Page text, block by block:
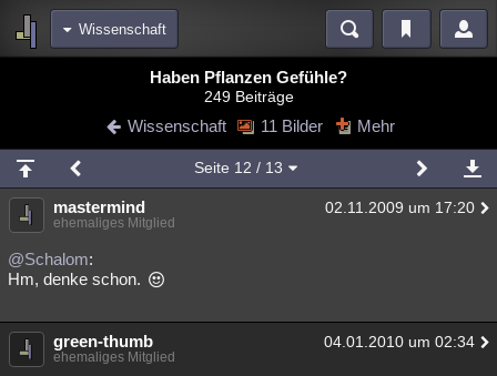
Wissenschaft
Blogs Videos
Chat Wiki Neuigkeiten
meine Rubriken
Menschen Wissenschaft Mystery Kriminalfälle
Spiritualität
weitere Rubriken
Philosophie Träume
Haben Pflanzen Gefühle?
249 Beiträge
Wissenschaft 11 Bilder Mehr
Seite 12 / 13
mastermind 02.11.2009 um 17:20
ehemaliges Mitglied
@Schalom:
Hm, denke schon.
green-thumb 04.01.2010 um 02:34
ehemaliges Mitglied